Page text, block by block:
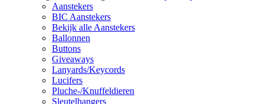
Aanstekers
BIC Aanstekers
Bekijk alle Aanstekers
Ballonnen
Buttons
Giveaways
Lanyards/Keycords
Lucifers
Pluche-/Knuffeldieren
Sleutelhangers